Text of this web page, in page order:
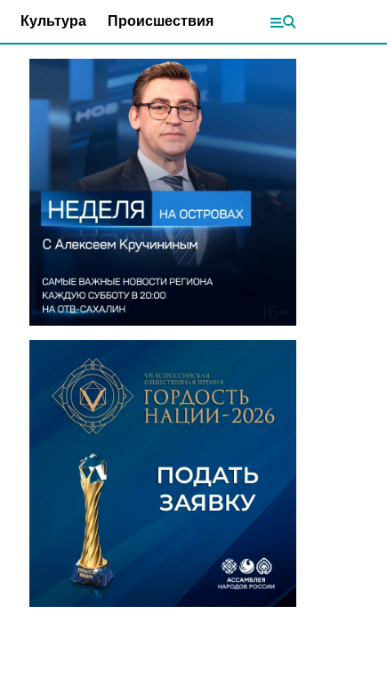
Культура Происшествия